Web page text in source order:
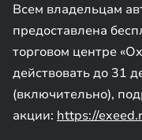
Всем владельцам
предоставлена
торговом центре
действовать до 31
(включительно),
акции: https://